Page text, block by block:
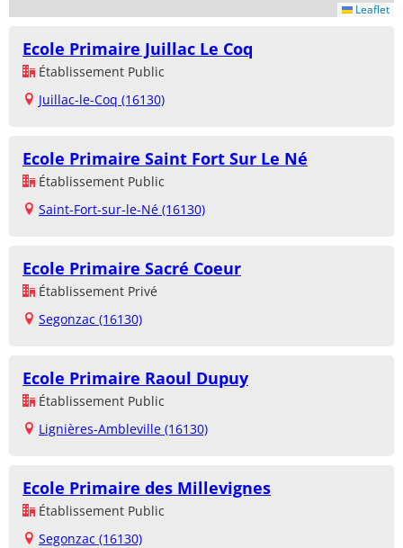
Leaflet
Ecole Primaire Juillac Le Coq
Établissement Public
Juillac-le-Coq (16130)
Ecole Primaire Saint Fort Sur Le Né
Établissement Public
Saint-Fort-sur-le-Né (16130)
Ecole Primaire Sacré Coeur
Établissement Privé
Segonzac (16130)
Ecole Primaire Raoul Dupuy
Établissement Public
Lignières-Ambleville (16130)
Ecole Primaire des Millevignes
Établissement Public
Segonzac (16130)